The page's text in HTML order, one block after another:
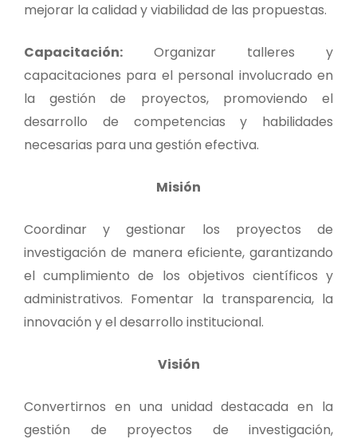
mejorar la calidad y viabilidad de las propuestas.
Capacitación: Organizar talleres y
capacitaciones para el personal involucrado en
la gestión de proyectos, promoviendo el
desarrollo de competencias y habilidades
necesarias para una gestión efectiva.
Misión
Coordinar y gestionar los proyectos de
investigación de manera eficiente, garantizando
el cumplimiento de los objetivos científicos y
administrativos. Fomentar la transparencia, la
innovación y el desarrollo institucional.
Visión
Convertirnos en una unidad destacada en la
gestión de proyectos de investigación,